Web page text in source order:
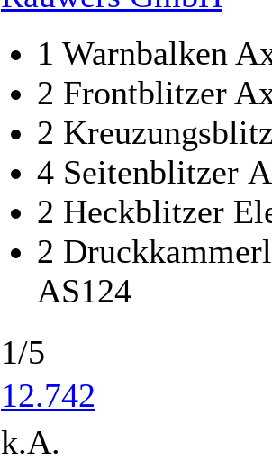
1 Warnbalken
2 Frontblitzer
2
4 Seitenblitzer
2 Heckblitzer
2
AS124
1/5
12.742
k.A.